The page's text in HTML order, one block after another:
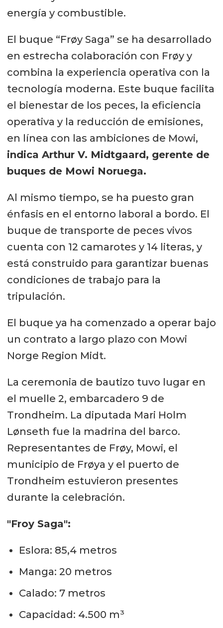
energía y combustible.
El buque “Frøy Saga” se ha desarrollado
en estrecha colaboración con Frøy y
combina la experiencia operativa con la
tecnología moderna. Este buque facilita
el bienestar de los peces, la eficiencia
operativa y la reducción de emisiones,
en línea con las ambiciones de Mowi,
indica Arthur V. Midtgaard, gerente de
buques de Mowi Noruega.
Al mismo tiempo, se ha puesto gran
énfasis en el entorno laboral a bordo. El
buque de transporte de peces vivos
cuenta con 12 camarotes y 14 literas, y
está construido para garantizar buenas
condiciones de trabajo para la
tripulación.
El buque ya ha comenzado a operar bajo
un contrato a largo plazo con Mowi
Norge Region Midt.
La ceremonia de bautizo tuvo lugar en
el muelle 2, embarcadero 9 de
Trondheim. La diputada Mari Holm
Lønseth fue la madrina del barco.
Representantes de Frøy, Mowi, el
municipio de Frøya y el puerto de
Trondheim estuvieron presentes
durante la celebración.
"Froy Saga":
Eslora: 85,4 metros
Manga: 20 metros
Calado: 7 metros
Capacidad: 4.500 m³